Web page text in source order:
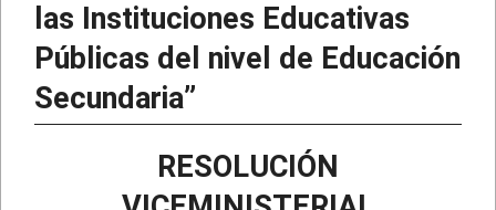
las Instituciones Educativas
Públicas del nivel de Educación
Secundaria”
RESOLUCIÓN